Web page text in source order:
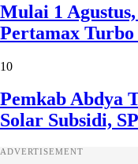
Mulai 1
Pertamax
10
Pemkab Abdya
Solar Subsidi,
ADVERTISEMENT